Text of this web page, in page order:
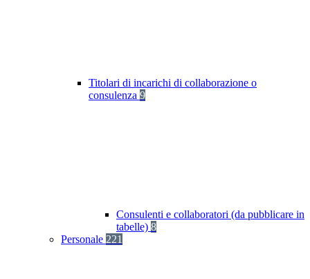
Titolari di incarichi di collaborazione o
consulenza 9
Consulenti e collaboratori (da pubblicare in
tabelle) 8
Personale 221